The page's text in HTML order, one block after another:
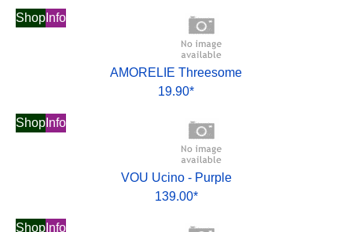
Shop Info
AMORELIE Threesome
19.90*
Shop Info
VOU Ucino - Purple
139.00*
Shop Info